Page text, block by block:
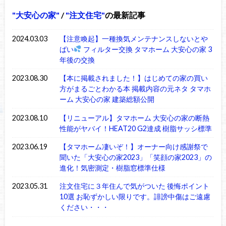
大安心の家 / 注文住宅 の最新記事
2024.03.03
【注意喚起】一種換気メンテナンスしないとや
ばい
フィルター交換 タマホーム 大安心の家 3
年後の交換
2023.08.30
【本に掲載されました！】はじめての家の買い
方がまるごとわかる本 掲載内容の元ネタ タマホ
ーム 大安心の家 建築総額公開
2023.08.10
【リニューアル】タマホーム 大安心の家の断熱
性能がヤバイ！HEAT20 G2達成 樹脂サッシ標準
2023.06.19
【タマホーム凄いぞ！】オーナー向け感謝祭で
聞いた「大安心の家2023」「笑顔の家2023」の
進化！気密測定・樹脂窓標準仕様
2023.05.31
注文住宅に３年住んで気がついた 後悔ポイント
10選 お恥ずかしい限りです。誹謗中傷はご遠慮
ください・・・